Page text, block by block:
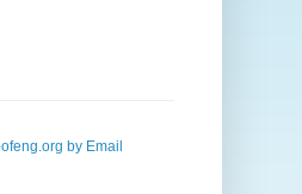
by Email